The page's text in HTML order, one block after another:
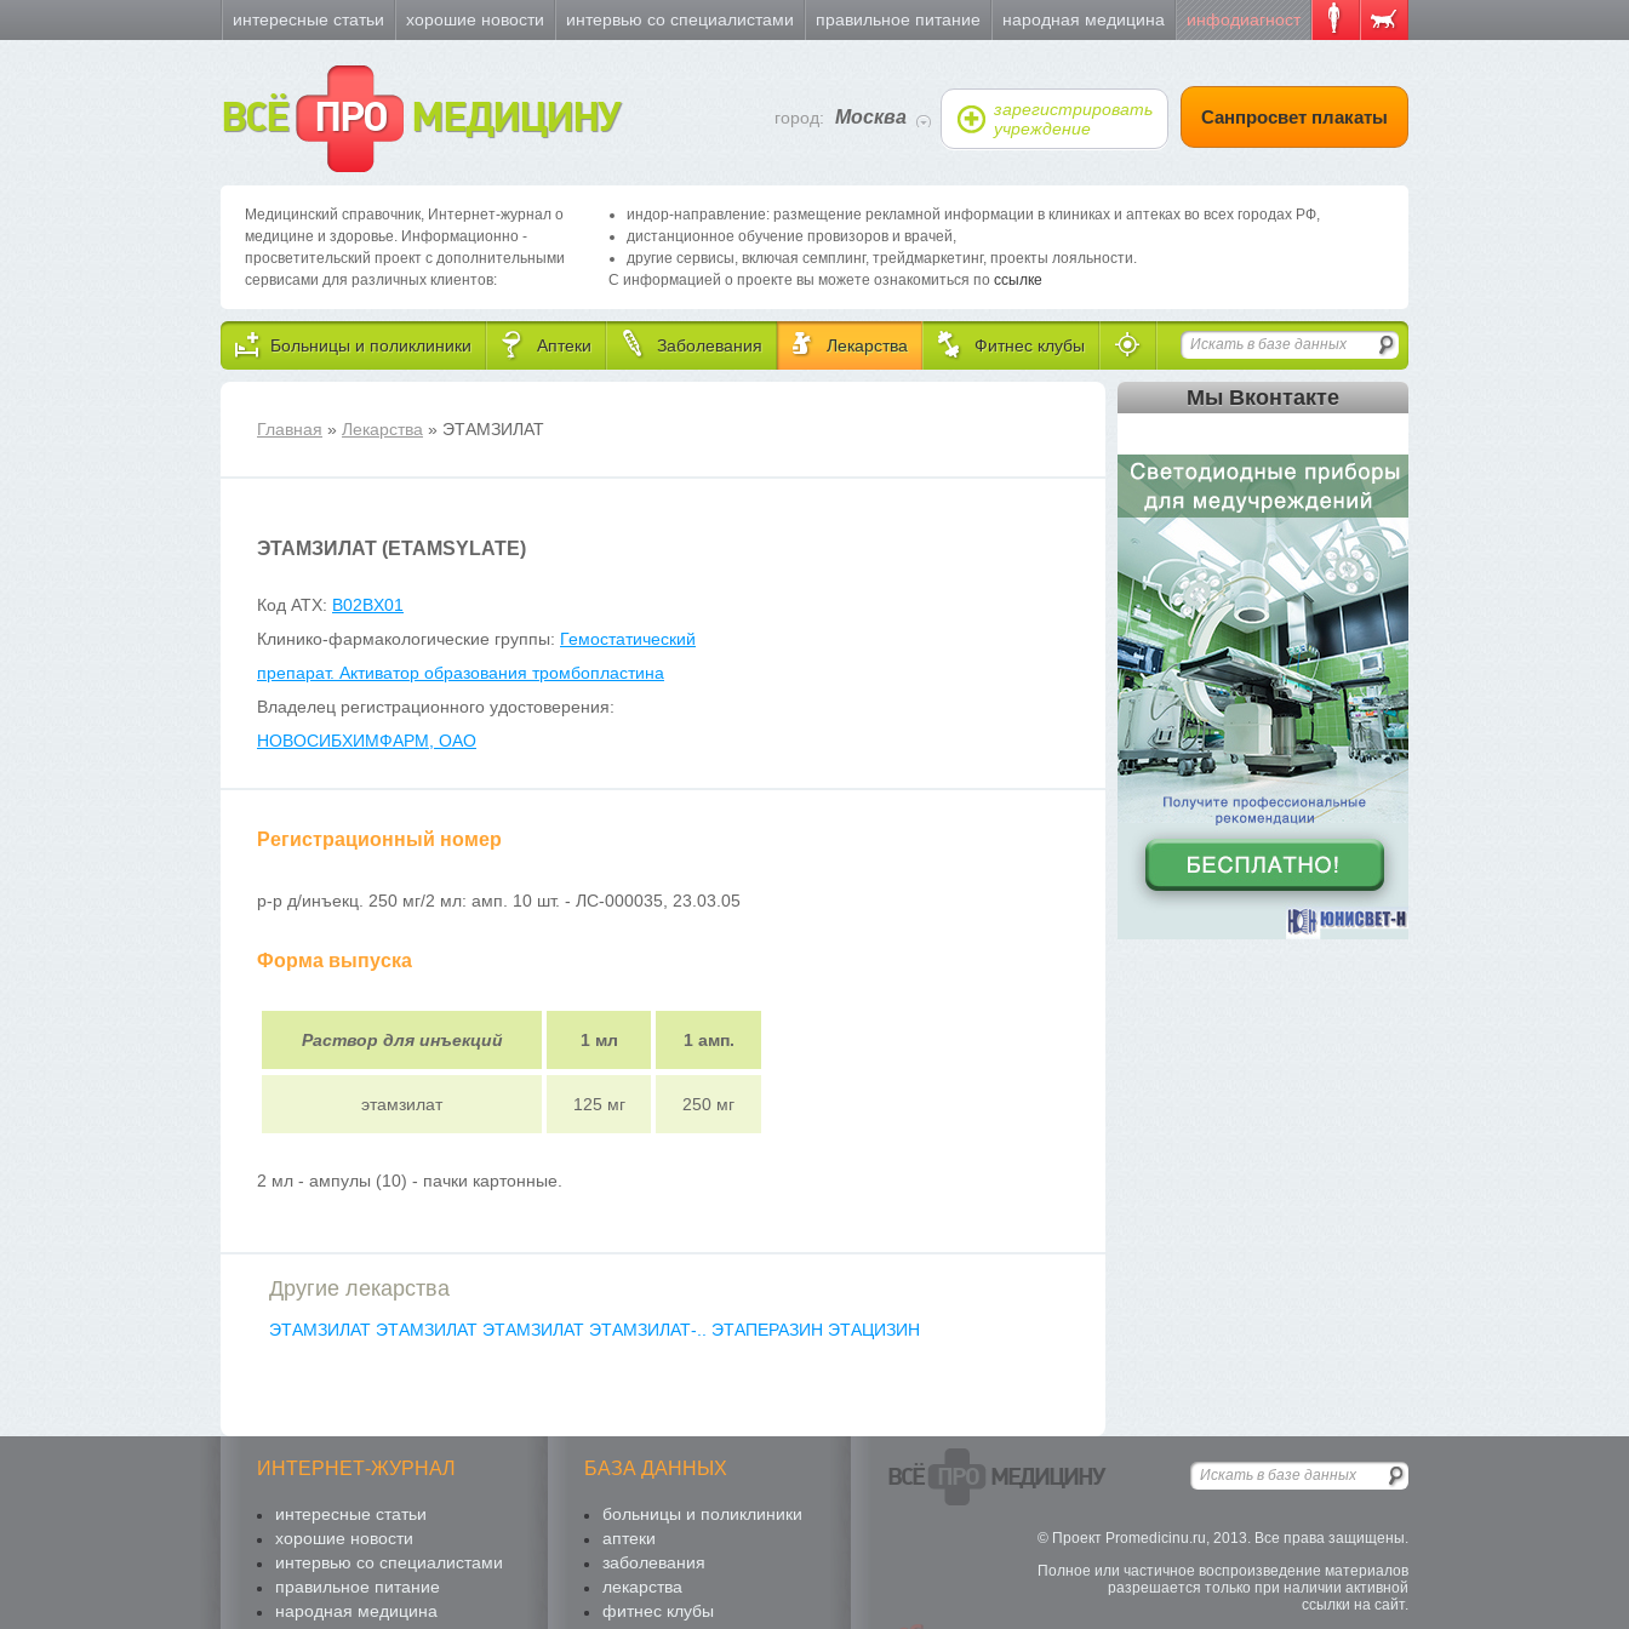
интересные статьи хорошие новости интервью со специалистами правильное питание народная медицина инфодиагност
ВСЁ ПРО МЕДИЦИНУ город: Москва
зарегистрировать
учреждение
Санпросвет плакаты
Медицинский справочник, Интернет-журнал о
медицине и здоровье. Информационно -
просветительский проект с дополнительными
сервисами для различных клиентов:
индор-направление: размещение рекламной информации в клиниках и аптеках во всех городах РФ,
дистанционное обучение провизоров и врачей,
другие сервисы, включая семплинг, трейдмаркетинг, проекты лояльности.
С информацией о проекте вы можете ознакомиться по ссылке
Больницы и поликлиники Аптеки Заболевания Лекарства Фитнес клубы
Главная » Лекарства » ЭТАМЗИЛАТ
ЭТАМЗИЛАТ (ETAMSYLATE)
Код ATX: B02BX01
Клинико-фармакологические группы: Гемостатический
препарат. Активатор образования тромбопластина
Владелец регистрационного удостоверения:
НОВОСИБХИМФАРМ, ОАО
Регистрационный номер
р-р д/инъекц. 250 мг/2 мл: амп. 10 шт. - ЛС-000035, 23.03.05
Форма выпуска
Раствор для инъекций 1 мл 1 амп.
этамзилат 125 мг 250 мг
2 мл - ампулы (10) - пачки картонные.
Другие лекарства
ЭТАМЗИЛАТ ЭТАМЗИЛАТ ЭТАМЗИЛАТ ЭТАМЗИЛАТ-.. ЭТАПЕРАЗИН ЭТАЦИЗИН
Мы Вконтакте
ИНТЕРНЕТ-ЖУРНАЛ
интересные статьи
хорошие новости
интервью со специалистами
правильное питание
народная медицина
БАЗА ДАННЫХ
больницы и поликлиники
аптеки
заболевания
лекарства
фитнес клубы
ВСЁ ПРО МЕДИЦИНУ
© Проект Promedicinu.ru, 2013. Все права защищены.
Полное или частичное воспроизведение материалов
разрешается только при наличии активной
ссылки на сайт.